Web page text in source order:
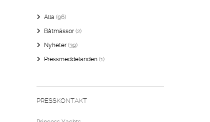
Alla (96)
Båtmässor (2)
Nyheter (39)
Pressmeddelanden (1)
PRESSKONTAKT